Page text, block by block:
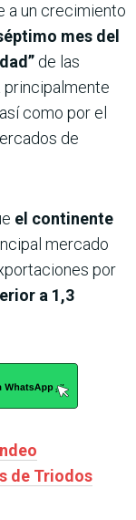
a un crecimiento
mes del
de las
principalmente
como por el
de
el continente
mercado
por
a 1,3
de Triodos